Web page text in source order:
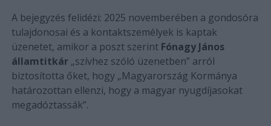
A bejegyzés felidézi: 2025 novemberében a gondosóra
tulajdonosai és a kontaktszemélyek is kaptak
üzenetet, amikor a poszt szerint Fónagy János
államtitkár„szívhez szóló üzenetben” arról
biztosította őket, hogy „Magyarország Kormánya
határozottan ellenzi, hogy a magyar nyugdíjasokat
megadóztassák”.